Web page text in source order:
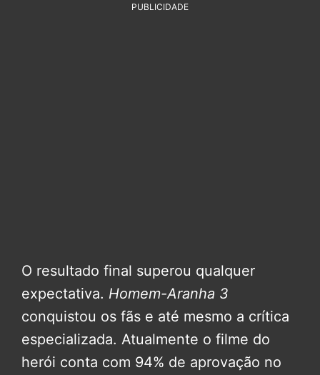
PUBLICIDADE
O resultado final superou qualquer
expectativa. Homem-Aranha 3
conquistou os fãs e até mesmo a crítica
especializada. Atualmente o filme do
herói conta com 94% de aprovação no